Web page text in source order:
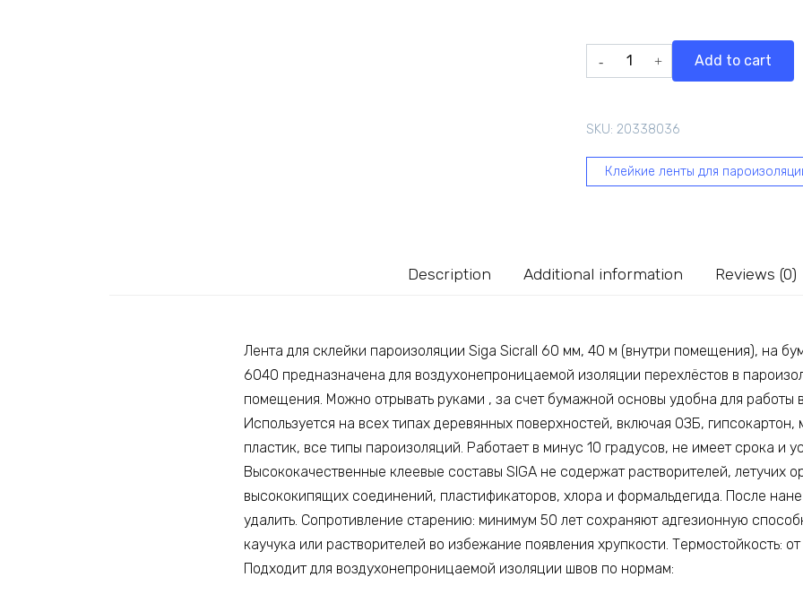
для
Siga
Sicrall
60
(внутри
основе
4510-
6040
quantity
Add to cart
SKU: 20338036
Клейкие ленты для
Description Additional information Reviews (0)
Лента для склейки пароизоляции Siga Sicrall 60 мм, 40 м (внутри помещения), на
6040 предназначена для воздухонепроницаемой изоляции перехлёстов в
помещения. Можно отрывать руками , за счет бумажной основы удобна для работы в
Используется на всех типах деревянных поверхностей, включая ОЗБ, гипсокартон,
пластик, все типы пароизоляций. Работает в минус 10 градусов, не имеет срока и
Высококачественные клеевые составы SIGA не содержат растворителей, летучих
высококипящих соединений, пластификаторов, хлора и формальдегида. После
удалить. Сопротивление старению: минимум 50 лет сохраняют адгезионную
каучука или растворителей во избежание появления хрупкости. Термостойкость:
Подходит для воздухонепроницаемой изоляции швов по нормам: